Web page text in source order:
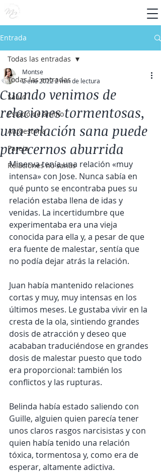
Entrada
Todas las entradas
Salud
Estado de ánimo
Autoestima
Pareja
Relaciones no sanas
Todas las entradas
Cuando venimos de
relaciones tormentosas,
una relación sana puede
parecernos aburrida
Montse
2 ene 20222 min de lectura
Minerva tenía una relación «muy
intensa» con Jose. Nunca sabía en
qué punto se encontraba pues su
relación estaba llena de idas y
venidas. La incertidumbre que
experimentaba era una vieja
conocida para ella y, a pesar de que
era fuente de malestar, sentía que
no podía dejar atrás la relación.
Juan había mantenido relaciones
cortas y muy, muy intensas en los
últimos meses. Le gustaba vivir en la
cresta de la ola, sintiendo grandes
dosis de atracción y deseo que
acababan traduciéndose en grandes
dosis de malestar puesto que todo
era proporcional: también los
conflictos y las rupturas.
Belinda había estado saliendo con
Guille, alguien quien parecía tener
unos claros rasgos narcisistas y con
quien había tenido una relación
tóxica, tormentosa y, como era de
esperar, altamente adictiva.